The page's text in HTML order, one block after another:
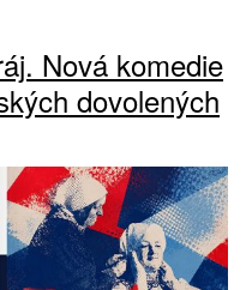
Nová komedie
dovolených